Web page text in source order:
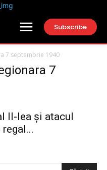
Subscribe
7 septembrie 1940
7
II-lea şi atacul